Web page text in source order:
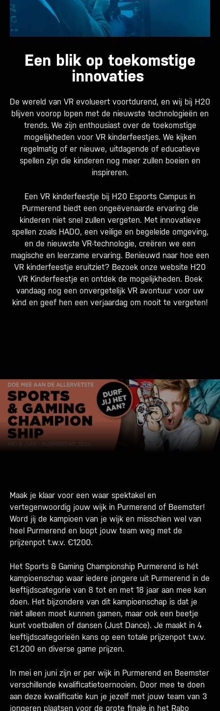
Een blik op toekomstige
innovaties
De wereld van VR evolueert voortdurend, en wij bij H20
blijven voorop lopen met de nieuwste technologieën en
trends. We zijn enthousiast over de toekomstige
mogelijkheden voor VR kinderfeestjes. We kijken
regelmatig of er nieuwe, uitdagende of educatieve
spellen zijn die kinderen nog meer zullen boeien en
inspireren.
Een VR kinderfeestje bij H20 Esports Campus in
Purmerend biedt een ongeëvenaarde ervaring die
kinderen niet snel zullen vergeten. Met innovatieve
spellen zoals HADO, een veilige en begeleide omgeving,
en de nieuwste VR-technologie, creëren we een
magische en leerzame ervaring. Benieuwd naar hoe een
VR kinderfeestje eruitziet? Bezoek onze website H20
VR Kinderfeestje en ontdek de mogelijkheden. Boek
vandaag nog een onvergetelijk VR avontuur voor uw
kind en geef hen een verjaardag om nooit te vergeten!
Maak je klaar voor een waar spektakel en
vertegenwoordig jouw wijk in Purmerend of Beemster!
Word jij de kampioen van je wijk en misschien wel van
heel Purmerend en loopt jouw team weg met de
prijzenpot t.w.v. €1200.
Het Sports & Gaming Championship Purmerend is hét
kampioenschap waar iedere jongere uit Purmerend in de
leeftijdscategorie van 8 tot en met 18 jaar aan mee kan
doen. Het bijzondere van dit kampioenschap is dat je
niet alleen moet kunnen gamen, maar ook een beetje
kunt voetballen of dansen (Just Dance). Je maakt in 4
leeftijdscategorieën kans op een totale prijzenpot t.w.v.
€1.200 en diverse game prijzen.
In mei en juni zijn er per wijk in Purmerend en Beemster
verschillende kwalificatietoernooien. Door mee te doen
aan deze kwalificatie kun je jezelf met jouw team van 3
jongeren plaatsen voor de grote finale in het Rabo